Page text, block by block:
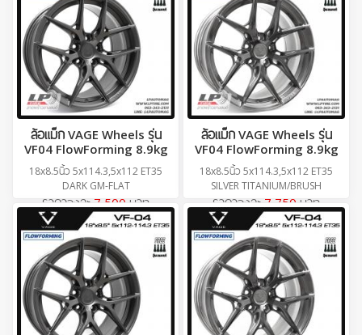
ล้อแม็ก VAGE Wheels รุ่น
VF04 FlowForming 8.9kg
18x8.5นิ้ว 5x114.3,5x112 ET35
DARK GM-FLAT
ราคาวงละ 7,500 บาท
ล้อแม็ก VAGE Wheels รุ่น
VF04 FlowForming 8.9kg
18x8.5นิ้ว 5x114.3,5x112 ET35
SILVER TITANIUM/BRUSH
ราคาวงละ 7,750 บาท